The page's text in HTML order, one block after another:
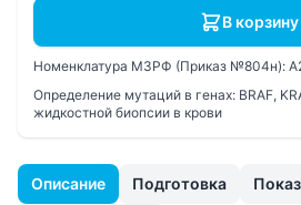
Описание Подготовка
В корзину
Номенклатура МЗРФ (Приказ №804н):
Определение мутаций в генах: BRAF,
жидкостной биопсии в крови